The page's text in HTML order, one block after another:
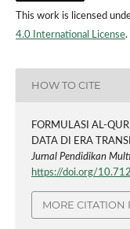
This work is licensed
4.0 International License.
HOW TO CITE
FORMULASI AL-
DATA DI ERA
Jurnal Pendidikan
https://doi.org/
MORE CITATION